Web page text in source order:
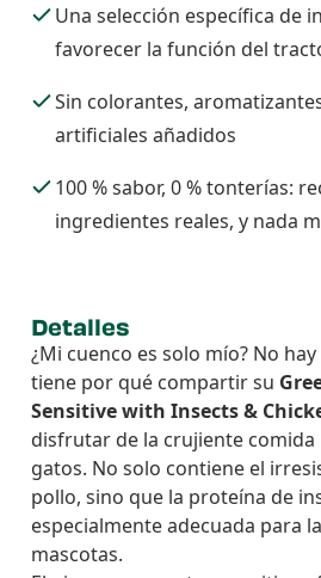
Una selección específica de
favorecer la función del
Sin colorantes,
artificiales añadidos
100 % sabor, 0 % tonterías:
ingredientes reales, y nada
Detalles
¿Mi cuenco es solo mío? No
tiene por qué compartir su
Sensitive with Insects &
disfrutar de la crujiente comida
gatos. No solo contiene el
pollo, sino que la proteína de
especialmente adecuada para
mascotas.